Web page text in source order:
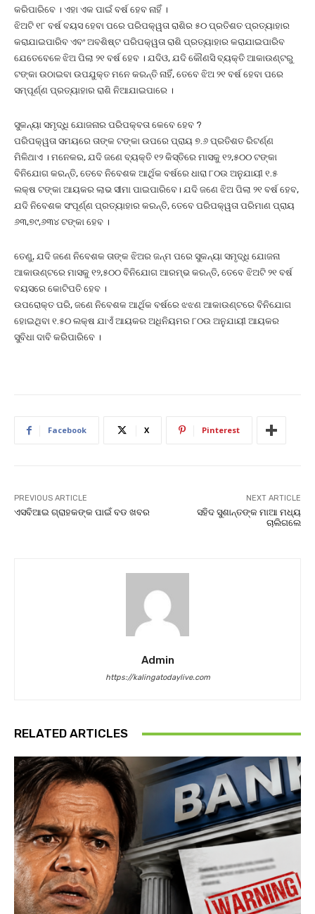
କରିପାରିବେ । ଏହା ଏକ ପାଇଁ ବର୍ଷ ହେବ ନାହିଁ ।
ଝିଅଟି ୧୮ ବର୍ଷ ବୟସ ହେବା ପରେ ପରିପକ୍ୱତା ରାଶିର ୫୦ ପ୍ରତିଶତ ପ୍ରତ୍ୟାହାର
କରାଯାଇପାରିବ ଏବଂ ଅବଶିଷ୍ଟ ପରିପକ୍ୱତା ରାଶି ପ୍ରତ୍ୟାହାର କରାଯାଇପାରିବ
ଯେତେବେଳେ ଝିଅ ପିଲା ୨୧ ବର୍ଷ ହେବ । ଯଦିଓ, ଯଦି କୌଣସି ବ୍ୟକ୍ତି ଆକାଉଣ୍ଟରୁ
ଟଙ୍କା ଉଠାଇବା ଉପଯୁକ୍ତ ମନେ କରନ୍ତି ନାହିଁ, ତେବେ ଝିଅ ୨୧ ବର୍ଷ ହେବା ପରେ
ସମ୍ପୂର୍ଣ୍ଣ ପ୍ରତ୍ୟାହାର ରାଶି ନିଆଯାଇପାରେ ।
ସୁକନ୍ୟା ସମୃଦ୍ଧି ଯୋଜନାର ପରିପକ୍ବତା କେବେ ହେବ ?
ପରିପକ୍ୱତା ସମୟରେ ତାଙ୍କ ଟଙ୍କା ଉପରେ ପ୍ରାୟ ୭.୬ ପ୍ରତିଶତ ରିଟର୍ଣ୍ଣ
ମିଳିଥାଏ । ମନେକର, ଯଦି ଜଣେ ବ୍ୟକ୍ତି ୧୨ କିସ୍ତିରେ ମାସକୁ ୧୨,୫୦୦ ଟଙ୍କା
ବିନିଯୋଗ କରନ୍ତି, ତେବେ ନିବେଶକ ଆର୍ଥିକ ବର୍ଷରେ ଧାରା ୮୦ଉ ଅନୁଯାୟୀ ୧.୫
ଲକ୍ଷ ଟଙ୍କା ଆୟକର ଲାଭ ସୀମା ପାଇପାରିବେ। ଯଦି ଜଣେ ଝିଅ ପିଲା ୨୧ ବର୍ଷ ହେବ,
ଯଦି ନିବେଶକ ସଂପୂର୍ଣ୍ଣ ପ୍ରତ୍ୟାହାର କରନ୍ତି, ତେବେ ପରିପକ୍ୱତା ପରିମାଣ ପ୍ରାୟ
୬୩,୭୯,୬୩୪ ଟଙ୍କା ହେବ ।
ତେଣୁ, ଯଦି ଜଣେ ନିବେଶକ ତାଙ୍କ ଝିଅର ଜନ୍ମ ପରେ ସୁକନ୍ୟା ସମୃଦ୍ଧି ଯୋଜନା
ଆକାଉଣ୍ଟରେ ମାସକୁ ୧୨,୫୦୦ ବିନିଯୋଗ ଆରମ୍ଭ କରନ୍ତି, ତେବେ ଝିଅଟି ୨୧ ବର୍ଷ
ବୟସରେ କୋଟିପତି ହେବ ।
ଉପରୋକ୍ତ ପରି, ଜଣେ ନିବେଶକ ଆର୍ଥିକ ବର୍ଷରେ ଝଝଣ ଆକାଉଣ୍ଟରେ ବିନିଯୋଗ
ହୋଇଥିବା ୧.୫୦ ଲକ୍ଷ ଯାଏଁ ଆୟକର ଅଧିନିୟମର ୮୦ଉ ଅନୁଯାୟୀ ଆୟକର
ସୁବିଧା ଦାବି କରିପାରିବେ ।
Facebook X Pinterest
PREVIOUS ARTICLE
ଏସବିଆଇ ଗ୍ରାହକଙ୍କ ପାଇଁ ବଡ ଖବର
NEXT ARTICLE
ସହିଦ ସୁଶାନ୍ତଙ୍କ ମାଆ ମଧ୍ୟ
ଚାଲିଗଲେ
Admin
https://kalingatodaylive.com
RELATED ARTICLES